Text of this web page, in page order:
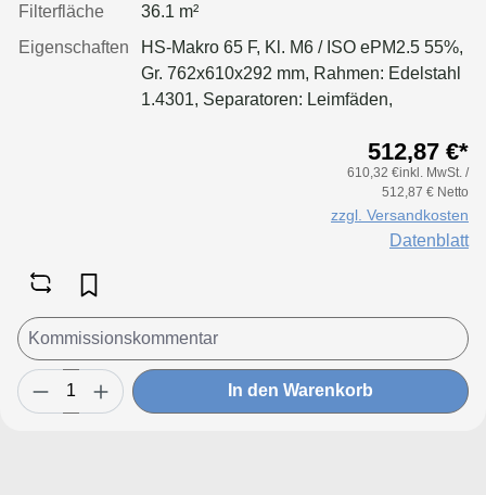
Filterfläche
36.1 m²
Eigenschaften
HS-Makro 65 F, Kl. M6 / ISO ePM2.5 55%,
Gr. 762x610x292 mm, Rahmen: Edelstahl
1.4301, Separatoren: Leimfäden,
größere Luftmenge, geringeren
Druckverlust & Standzeitvorteil
512,87 €*
610,32 €inkl. MwSt. /
512,87 € Netto
zzgl. Versandkosten
Datenblatt
In den Warenkorb